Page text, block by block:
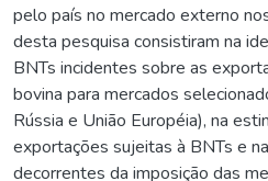
pelo país no mercado externo
desta pesquisa consistiram na
BNTs incidentes sobre as
bovina para mercados
Rússia e União Européia), na
exportações sujeitas à BNTs e
decorrentes da imposição das